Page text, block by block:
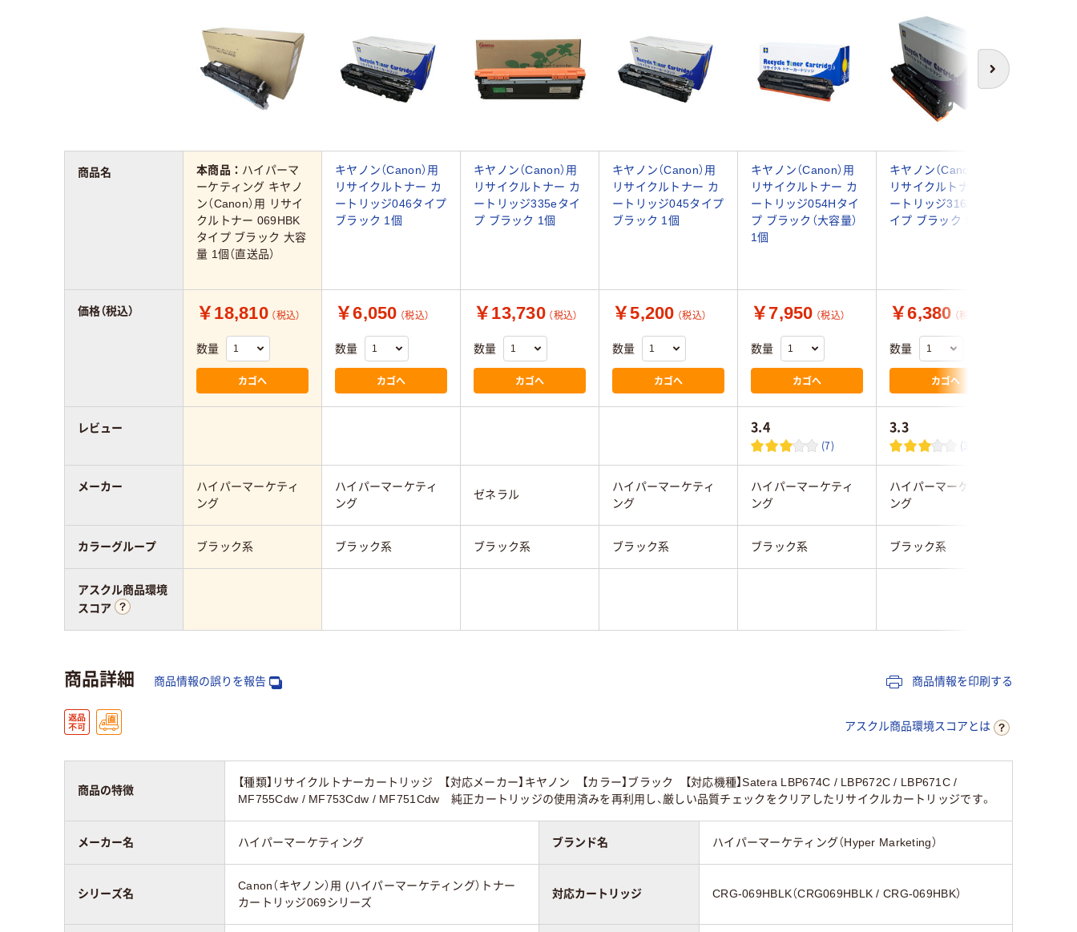
次へ
本商品： ハイパーマ
ーケティング キヤノ
ン（Canon）用 リサイ
クルトナー 069HBK
タイプ ブラック 大容
量 1個（直送品）
キヤノン（Canon）用
リサイクルトナー カ
ートリッジ046タイプ
ブラック 1個
キヤノン（Canon）用
リサイクルトナー カ
ートリッジ335eタイ
プ ブラック 1個
キヤノン（Canon）用
リサイクルトナー カ
ートリッジ045タイプ
ブラック 1個
キヤノン（Canon）用
リサイクルトナー カ
ートリッジ054Hタイ
プ ブラック（大容量）
1個
キヤノン（Canon）用
リサイクルトナー カ
ートリッジ316/416タ
イプ ブラック 1個
￥18,810 （税込）
数量
カゴへ
￥6,050 （税込）
数量
カゴへ
￥13,730 （税込）
数量
カゴへ
￥5,200 （税込）
数量
カゴへ
￥7,950 （税込）
数量
カゴへ
￥6,380 （税込）
数量
カゴへ
3.4
(7)
3.3
(3)
ハイパーマーケティ
ング
ハイパーマーケティ
ング
ゼネラル
ハイパーマーケティ
ング
ハイパーマーケティ
ング
ハイパーマーケティ
ング
ブラック系 ブラック系 ブラック系 ブラック系 ブラック系 ブラック系
商品名
価格（税込）
レビュー
メーカー
カラーグループ
アスクル商品環境
スコア
商品詳細 商品情報の誤りを報告 商品情報を印刷する
アスクル商品環境スコアとは
商品の特徴
【種類】リサイクルトナーカートリッジ 【対応メーカー】キヤノン 【カラー】ブラック 【対応機種】Satera LBP674C / LBP672C / LBP671C /
MF755Cdw / MF753Cdw / MF751Cdw 純正カートリッジの使用済みを再利用し、厳しい品質チェックをクリアしたリサイクルカートリッジです。
メーカー名 ハイパーマーケティング ブランド名 ハイパーマーケティング（Hyper Marketing）
シリーズ名
Canon（キヤノン）用 (ハイパーマーケティング）トナー
カートリッジ069シリーズ
対応カートリッジ CRG-069HBLK（CRG069HBLK / CRG-069HBK）